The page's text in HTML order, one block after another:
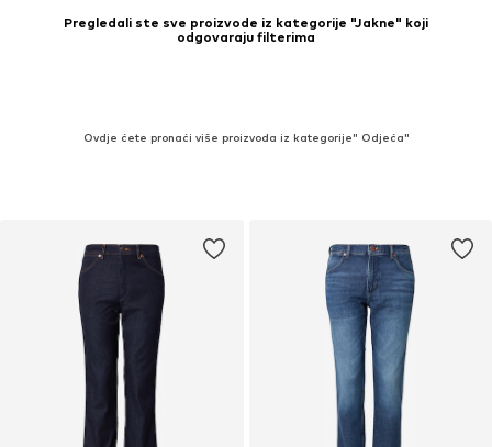
Pregledali ste sve proizvode iz kategorije "Jakne" koji
odgovaraju filterima
Ovdje ćete pronaći više proizvoda iz kategorije" Odjeća"